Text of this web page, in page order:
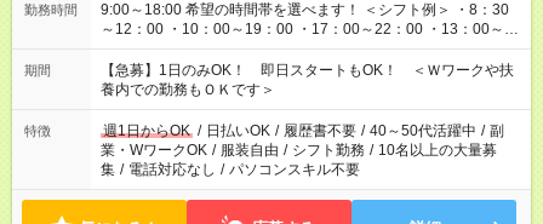
勤務時間
9:00～18:00 希望の時間帯を選べます！ ＜シフト例＞ ・8：30
～12：00 ・10：00～19：00 ・17：00～22：00 ・13：00～
22：00 ・22：00～翌6：00 など
期間
【急募】1日のみOK！ 即日スタートもOK！ ＜Ｗワークや扶
養内での勤務もＯＫです＞
特徴 週1日からOK / 日払いOK / 履歴書不要 / 40～50代活躍中 / 副
業・WワークOK / 服装自由 / シフト勤務 / 10名以上の大量募
集 / 電話対応なし / パソコンスキル不要